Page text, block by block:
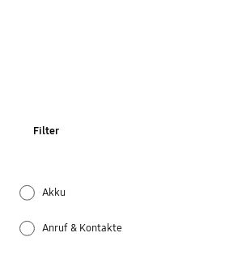
Filter
Akku
Anruf & Kontakte